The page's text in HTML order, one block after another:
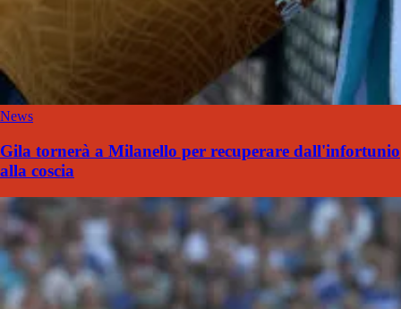
News
Gila tornerà a Milanello per recuperare dall'infortunio
alla coscia